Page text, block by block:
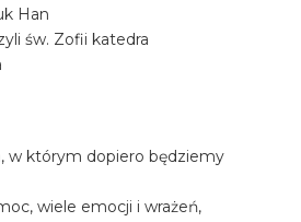
Han
św. Zofii katedra
w którym dopiero będziemy
wiele emocji i wrażeń,